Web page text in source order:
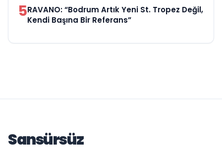
5RAVANO: “Bodrum Artık Yeni St. Tropez Değil,
Kendi Başına Bir Referans”
Sansürsüz